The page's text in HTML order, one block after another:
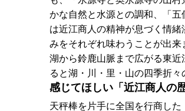
かな自然と水源との調和、「五
は近江商人の精神が息づく情緒
みをそれぞれ味わうことが出来
湖から鈴鹿山脈まで広がる東近
ると湖・川・里・山の四季折々
感じてほしい「近江商人の歴
天秤棒を片手に全国を行商した